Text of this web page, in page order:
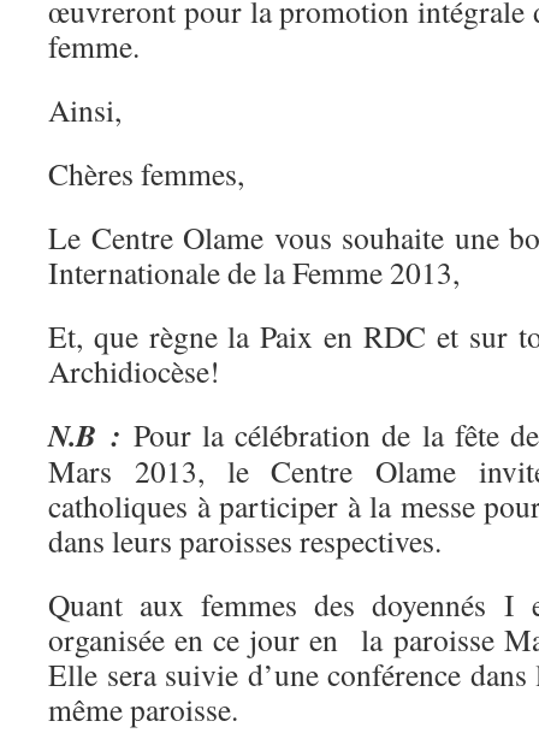
œuvreront pour la promotion intégrale
femme.
Ainsi,
Chères femmes,
Le Centre Olame vous souhaite une
Internationale de la Femme 2013,
Et, que règne la Paix en RDC et sur
Archidiocèse!
N.B : Pour la célébration de la fête
Mars 2013, le Centre Olame
catholiques à participer à la messe
dans leurs paroisses respectives.
Quant aux femmes des doyennés I
organisée en ce jour en la paroisse
Elle sera suivie d’une conférence
même paroisse.